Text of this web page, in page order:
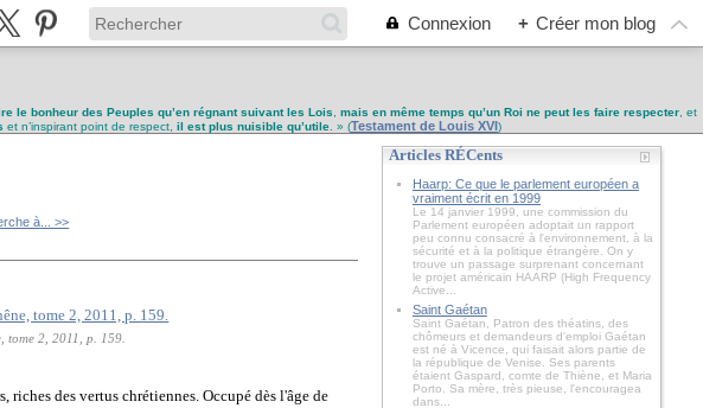
Connexion + Créer mon blog
le bonheur des Peuples qu’en régnant suivant les Lois mais en même temps qu’un Roi ne peut les faire respecter, et
et n’inspirant point de respect, il est plus nuisible qu’utile . » (Testament de Louis XVI)
à... >>
tome 2, 2011, p. 159.
des vertus chrétiennes. Occupé dès l'âge de
Articles RÉCents
Haarp: Ce que le parlement européen a
vraiment écrit en 1999
Le 14 janvier 1999, une commission du
Parlement européen adoptait un rapport
peu connu consacré à l'environnement, à la
sécurité et à la politique étrangère. On y
trouve un passage surprenant concernant
le projet américain HAARP (High Frequency
Active...
Saint Gaétan
Saint Gaétan, Patron des théatins, des
chômeurs et demandeurs d'emploi Gaétan
est né à Vicence, qui faisait alors partie de
la république de Venise. Ses parents
étaient Gaspard, comte de Thiène, et Maria
Porto. Sa mère, très pieuse, l'encouragea
dans...